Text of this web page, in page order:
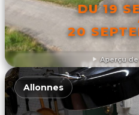
Aperçu
DU 19
20
Allonnes